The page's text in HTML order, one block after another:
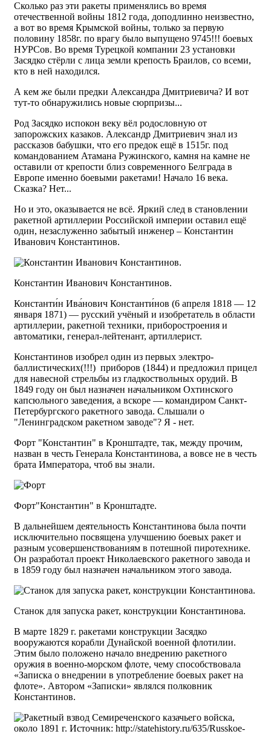
Сколько раз эти ракеты применялись во время
отечественной войны 1812 года, доподлинно неизвестно,
а вот во время Крымской войны, только за первую
половину 1858г. по врагу было выпущено 9745!!! боевых
НУРСов. Во время Турецкой компании 23 установки
Засядко стёрли с лица земли крепость Браилов, со всеми,
кто в ней находился.
А кем же были предки Александра Дмитриевича? И вот
тут-то обнаружились новые сюрпризы...
Род Засядко испокон веку вёл родословную от
запорожских казаков. Александр Дмитриевич знал из
рассказов бабушки, что его предок ещё в 1515г. под
командованием Атамана Ружинского, камня на камне не
оставили от крепости близ современного Белграда в
Европе именно боевыми ракетами! Начало 16 века.
Сказка? Нет...
Но и это, оказывается не всё. Яркий след в становлении
ракетной артиллерии Российской империи оставил ещё
один, незаслуженно забытый инженер – Константин
Иванович Константинов.
Константин Иванович Константинов.
Константи́н Ива́нович Константи́нов (6 апреля 1818 — 12
января 1871) — русский учёный и изобретатель в области
артиллерии, ракетной техники, приборостроения и
автоматики, генерал-лейтенант, артиллерист.
Константинов изобрел один из первых электро-
баллистических(!!!) приборов (1844) и предложил прицел
для навесной стрельбы из гладкоствольных орудий. В
1849 году он был назначен начальником Охтинского
капсюльного заведения, а вскоре — командиром Санкт-
Петербургского ракетного завода. Слышали о
"Ленинградском ракетном заводе"? Я - нет.
Форт "Константин" в Кронштадте, так, между прочим,
назван в честь Генерала Константинова, а вовсе не в честь
брата Императора, чтоб вы знали.
Форт"Константин" в Кронштадте.
В дальнейшем деятельность Константинова была почти
исключительно посвящена улучшению боевых ракет и
разным усовершенствованиям в потешной пиротехнике.
Он разработал проект Николаевского ракетного завода и
в 1859 году был назначен начальником этого завода.
Станок для запуска ракет, конструкции Константинова.
В марте 1829 г. ракетами конструкции Засядко
вооружаются корабли Дунайской военной флотилии.
Этим было положено начало внедрению ракетного
оружия в военно-морском флоте, чему способствовала
«Записка о внедрении в употребление боевых ракет на
флоте». Автором «Записки» являлся полковник
Константинов.